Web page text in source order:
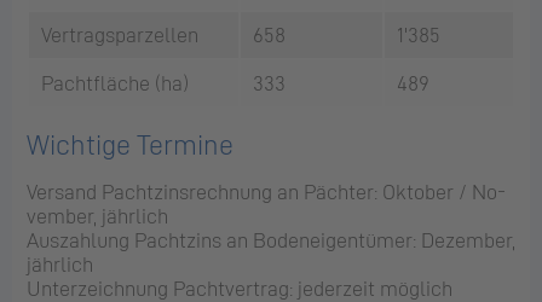
Ver­trags­par­zel­len
658
1'385
Pacht­flä­che (ha)
333 489
Wich­ti­ge Ter­mi­ne
Ver­sand Pacht­zins­rech­nung an Päch­ter: Ok­to­ber / No­
vem­ber, jähr­lich
Aus­zah­lung Pacht­zins an Bo­den­ei­gen­tü­mer: De­zem­ber,
jähr­lich
Un­ter­zeich­nung Pacht­ver­trag: je­der­zeit mög­lich